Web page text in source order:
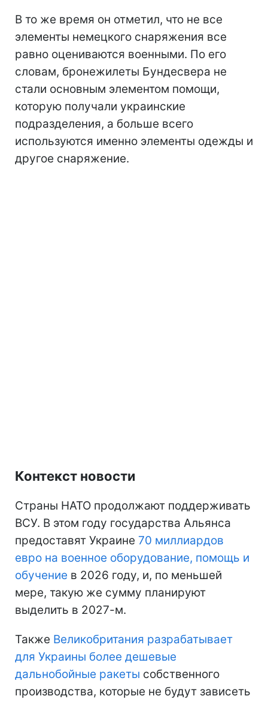
В то же время он отметил, что не все
элементы немецкого снаряжения все
равно оцениваются военными. По его
словам, бронежилеты Бундесвера не
стали основным элементом помощи,
которую получали украинские
подразделения, а больше всего
используются именно элементы одежды и
другое снаряжение.
Контекст новости
Страны НАТО продолжают поддерживать
ВСУ. В этом году государства Альянса
предоставят Украине 70 миллиардов
евро на военное оборудование, помощь и
обучение в 2026 году, и, по меньшей
мере, такую же сумму планируют
выделить в 2027-м.
Также Великобритания разрабатывает
для Украины более дешевые
дальнобойные ракеты собственного
производства, которые не будут зависеть